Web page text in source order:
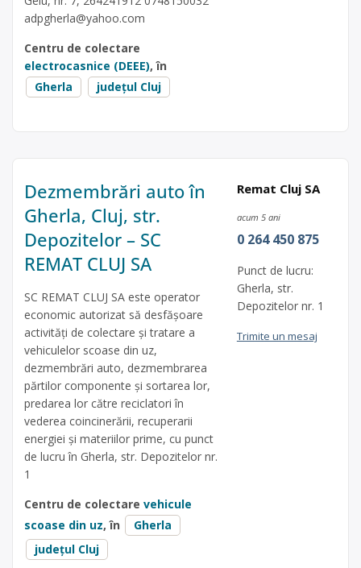
adpgherla@yahoo.com
Centru de colectare
electrocasnice (DEEE), în
Gherla
județul Cluj
Dezmembrări auto în
Gherla, Cluj, str.
Depozitelor – SC
REMAT CLUJ SA
SC REMAT CLUJ SA este operator
economic autorizat să desfăşoare
activităţi de colectare şi tratare a
vehiculelor scoase din uz,
dezmembrări auto, dezmembrarea
părtilor componente și sortarea lor,
predarea lor către reciclatori în
vederea coincinerării, recuperarii
energiei și materiilor prime, cu punct
de lucru în Gherla, str. Depozitelor nr.
1
Centru de colectare vehicule
scoase din uz, în
Gherla
județul Cluj
Remat Cluj SA
acum 5 ani
0 264 450 875
Punct de lucru:
Gherla, str.
Depozitelor nr. 1
Trimite un mesaj